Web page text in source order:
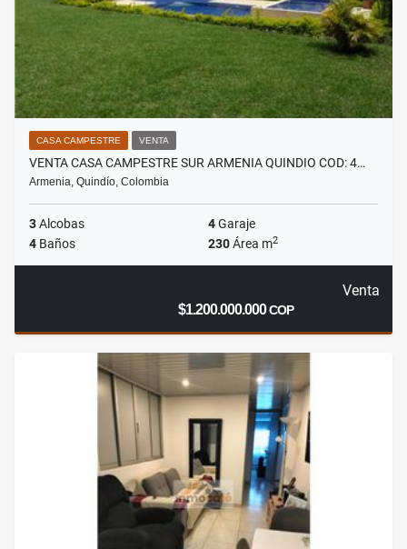
CASA CAMPESTRE VENTA
VENTA CASA CAMPESTRE SUR ARMENIA QUINDIO COD: 4…
Armenia, Quindío, Colombia
3Alcobas 4Garaje
4 Baños 230Área m2
Venta
$1.200.000.000COP